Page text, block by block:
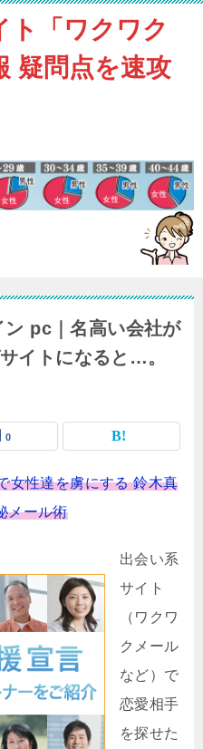
ト「ワクワク
疑問点を速攻
ン pc｜名高い会社が
イトになると…。
0
女性達を虜にする 鈴木真
メール術
出会い系
サイト
（ワクワ
クメール
など）で
恋愛相手
を探せた